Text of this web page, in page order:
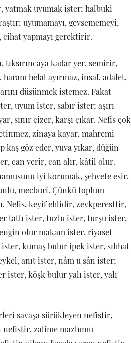
yatmak uyumak ister; halbuki
uyumamayı, gevşememeyi,
cihat yapmayı gerektirir.
kadar yer, semirir,
helal ayırmaz, insaf, adalet,
düşünmek istemez. Fakat
uyum ister, sabır ister; aşırı
sınır çizer, karşı çıkar. Nefis çok
zinaya kayar, mahremi
göz eder, yuva yıkar, düğün
can verir, can alır, kâtil olur.
iyi korumak, şehvete esir,
mecburî. Çünkü toplum
Nefis, keyif ehlidir, zevkperesttir,
tatlı ister, tuzlu ister, turşu ister,
olur makam ister, riyaset
kumaş bulur ipek ister, sıhhat
anıt ister, nâm u şân ister;
ister, köşk bulur yalı ister, yalı
savaşa sürükleyen nefistir,
nefistir, zalime mazlumu